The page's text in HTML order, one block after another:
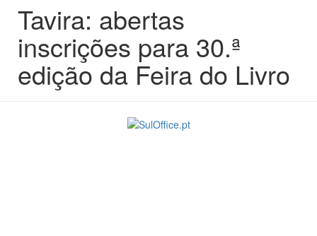
Tavira: abertas
inscrições para 30.ª
edição da Feira do Livro